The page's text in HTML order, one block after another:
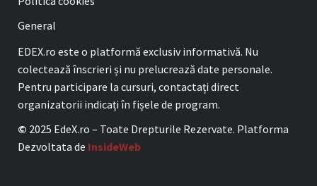
General
EDEX.ro este o platformă exclusiv informativă. Nu
colectează înscrieri și nu prelucrează date personale.
Pentru participare la cursuri, contactați direct
organizatorii indicați în fișele de program.
© 2025 EdeX.ro – Toate Drepturile Rezervate. Platforma
Dezvoltata de InsideWeb